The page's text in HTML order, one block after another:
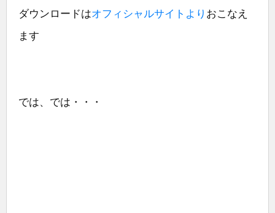
ダウンロードはオフィシャルサイトより おこなえ
ます
では、では・・・